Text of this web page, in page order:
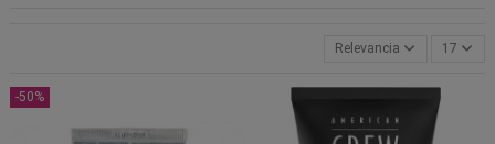
Relevancia 17
-50%